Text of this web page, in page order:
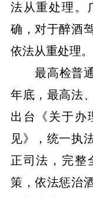
法从重处理。
确，对于醉酒
依法从重处理。
最高检普通
年底，最高法
出台《关于办
见》，统一执
正司法，完整
策，依法惩治